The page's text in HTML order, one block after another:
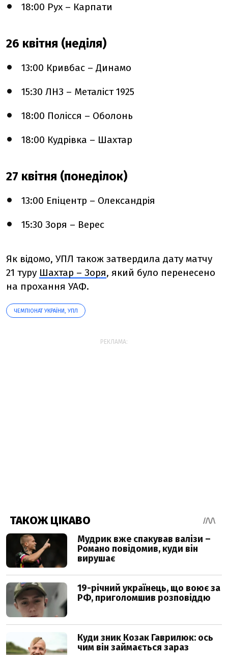
18:00 Рух – Карпати
26 квітня (неділя)
13:00 Кривбас – Динамо
15:30 ЛНЗ – Металіст 1925
18:00 Полісся – Оболонь
18:00 Кудрівка – Шахтар
27 квітня (понеділок)
13:00 Епіцентр – Олександрія
15:30 Зоря – Верес
Як відомо, УПЛ також затвердила дату матчу
21 туру Шахтар – Зоря, який було перенесено
на прохання УАФ.
ЧЕМПІОНАТ УКРАЇНИ, УПЛ
РЕКЛАМА: